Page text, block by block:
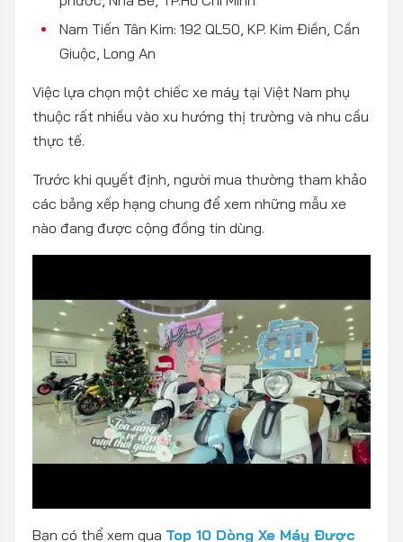
Nam Tiến Tân Kim: 192 QL50, KP. Kim Điền, Cần
Giuộc, Long An
Việc lựa chọn một chiếc xe máy tại Việt Nam phụ
thuộc rất nhiều vào xu hướng thị trường và nhu cầu
thực tế.
Trước khi quyết định, người mua thường tham khảo
các bảng xếp hạng chung để xem những mẫu xe
nào đang được cộng đồng tin dùng.
Bạn có thể xem qua Top 10 Dòng Xe Máy Được